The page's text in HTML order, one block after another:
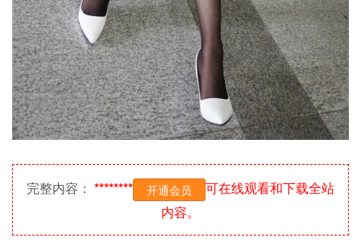
完整内容： ******** 开通会员
可在线观看和下载全站
内容。